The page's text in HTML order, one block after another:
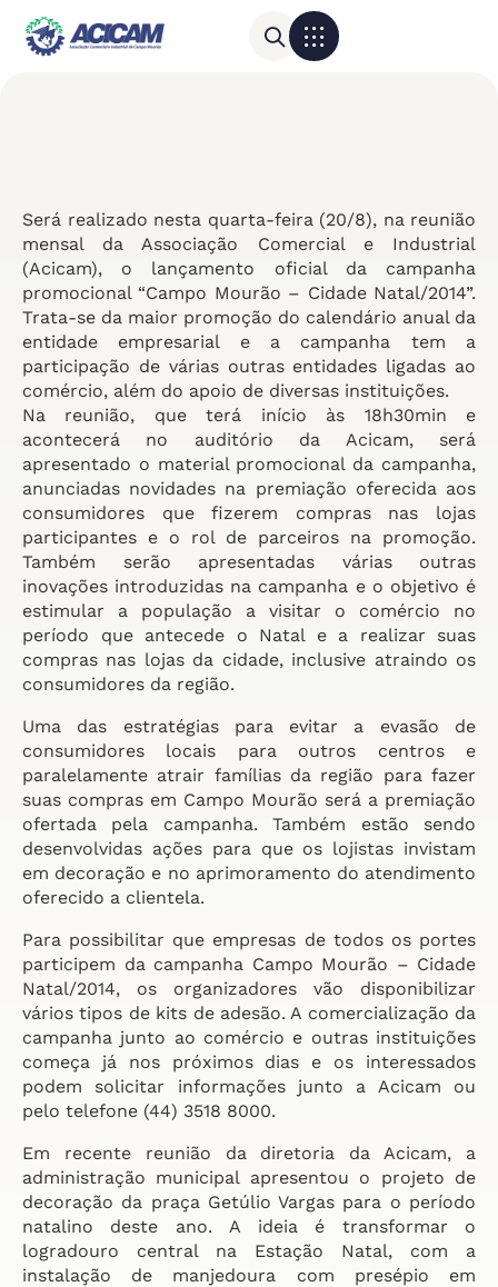
Será realizado nesta quarta-feira (20/8), na reunião
mensal da Associação Comercial e Industrial
(Acicam), o lançamento oficial da campanha
promocional “Campo Mourão – Cidade Natal/2014”.
Trata-se da maior promoção do calendário anual da
entidade empresarial e a campanha tem a
participação de várias outras entidades ligadas ao
comércio, além do apoio de diversas instituições.
Na reunião, que terá início às 18h30min e
acontecerá no auditório da Acicam, será
apresentado o material promocional da campanha,
anunciadas novidades na premiação oferecida aos
consumidores que fizerem compras nas lojas
participantes e o rol de parceiros na promoção.
Também serão apresentadas várias outras
inovações introduzidas na campanha e o objetivo é
estimular a população a visitar o comércio no
período que antecede o Natal e a realizar suas
compras nas lojas da cidade, inclusive atraindo os
consumidores da região.
Uma das estratégias para evitar a evasão de
consumidores locais para outros centros e
paralelamente atrair famílias da região para fazer
suas compras em Campo Mourão será a premiação
ofertada pela campanha. Também estão sendo
desenvolvidas ações para que os lojistas invistam
em decoração e no aprimoramento do atendimento
oferecido a clientela.
Para possibilitar que empresas de todos os portes
participem da campanha Campo Mourão – Cidade
Natal/2014, os organizadores vão disponibilizar
vários tipos de kits de adesão. A comercialização da
campanha junto ao comércio e outras instituições
começa já nos próximos dias e os interessados
podem solicitar informações junto a Acicam ou
pelo telefone (44) 3518 8000.
Em recente reunião da diretoria da Acicam, a
administração municipal apresentou o projeto de
decoração da praça Getúlio Vargas para o período
natalino deste ano. A ideia é transformar o
logradouro central na Estação Natal, com a
instalação de manjedoura com presépio em